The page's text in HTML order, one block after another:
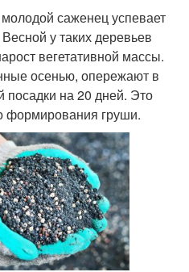
саженец успевает
у таких деревьев
вегетативной массы.
осенью, опережают в
посадки на 20 дней. Это
формирования груши.